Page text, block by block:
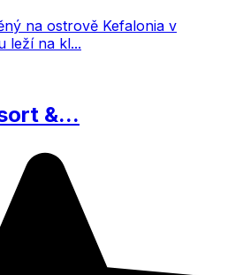
na ostrově Kefalonia v
leží na kl...
&...